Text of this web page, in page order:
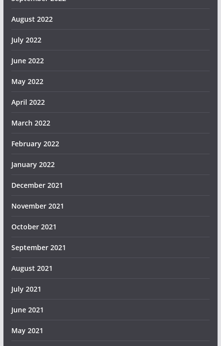
August 2022
July 2022
June 2022
May 2022
April 2022
March 2022
February 2022
January 2022
December 2021
November 2021
October 2021
September 2021
August 2021
July 2021
June 2021
May 2021